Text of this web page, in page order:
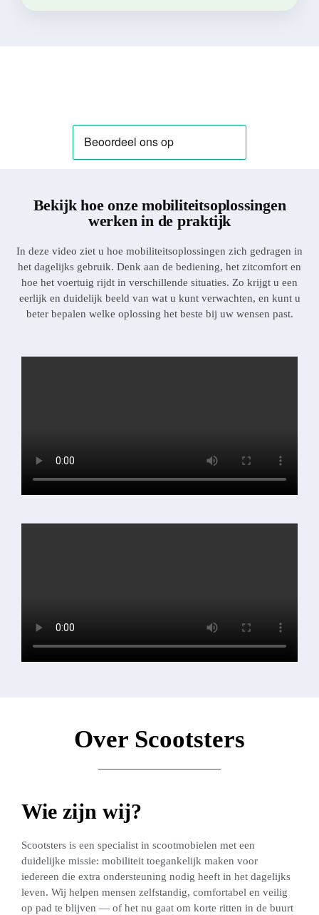
Bekijk hoe onze mobiliteitsoplossingen
werken in de praktijk​
In deze video ziet u hoe mobiliteitsoplossingen zich gedragen in
het dagelijks gebruik. Denk aan de bediening, het zitcomfort en
hoe het voertuig rijdt in verschillende situaties. Zo krijgt u een
eerlijk en duidelijk beeld van wat u kunt verwachten, en kunt u
beter bepalen welke oplossing het beste bij uw wensen past.
Over Scootsters
Wie zijn wij?
Scootsters is een specialist in scootmobielen met een
duidelijke missie: mobiliteit toegankelijk maken voor
iedereen die extra ondersteuning nodig heeft in het dagelijks
leven. Wij helpen mensen zelfstandig, comfortabel en veilig
op pad te blijven — of het nu gaat om korte ritten in de buurt